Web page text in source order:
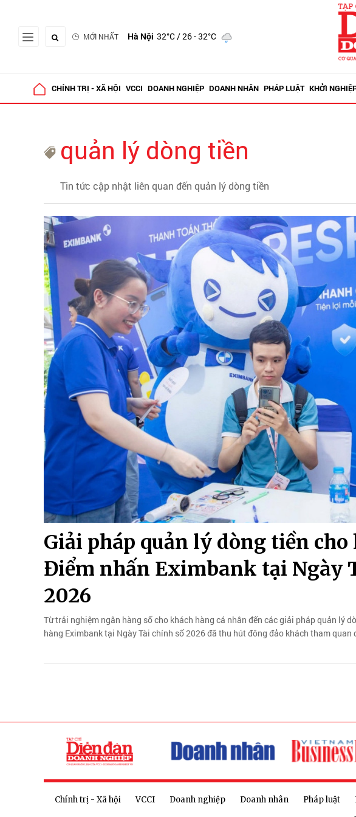
MỚI NHẤT Hà Nội 32°C/ 26 - 32°C
CHÍNH TRỊ - XÃ HỘI VCCI DOANH NGHIỆP DOANH NHÂN PHÁP LUẬT KHỞI
quản lý dòng tiền
Tin tức cập nhật liên quan đến quản lý dòng tiền
Giải pháp quản lý dòng tiền
Điểm nhấn Eximbank tại Ngày
2026
Từ trải nghiệm ngân hàng số cho khách hàng cá nhân đến các giải pháp quản lý
hàng Eximbank tại Ngày Tài chính số 2026 đã thu hút đông đảo khách tham
Chính trị - Xã hội VCCI Doanh nghiệp Doanh nhân Pháp luật